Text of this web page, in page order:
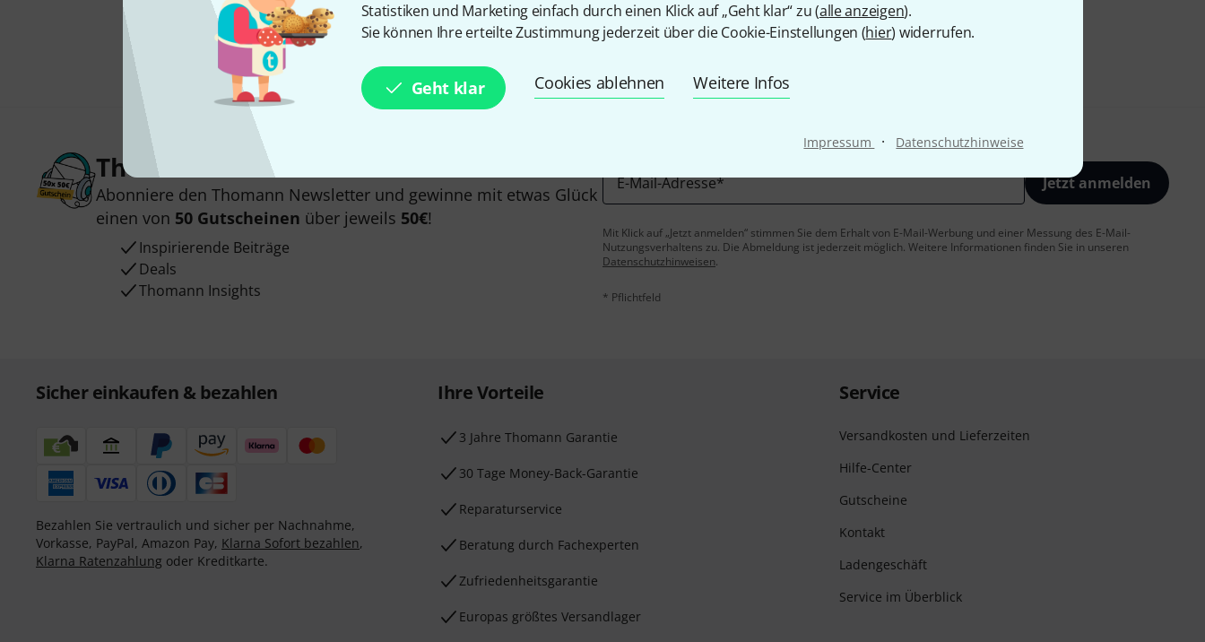
Statistiken und Marketing einfach durch einen Klick auf „Geht klar“ zu (alle anzeigen).
Sie können Ihre erteilte Zustimmung jederzeit über die Cookie-Einstellungen (hier) widerrufen.
Geht klar Cookies ablehnen Weitere Infos
Impressum · Datenschutzhinweise
Teilen Hilfe & Feedback
Thomann Newsletter
Abonniere den Thomann Newsletter und gewinne mit etwas Glück
einen von 50 Gutscheinen über jeweils 50€!
Inspirierende Beiträge
Deals
Thomann Insights
E-Mail-Adresse* Jetzt anmelden
Mit Klick auf „Jetzt anmelden“ stimmen Sie dem Erhalt von E-Mail-Werbung und einer Messung des E-Mail-
Nutzungsverhaltens zu. Die Abmeldung ist jederzeit möglich. Weitere Informationen finden Sie in unseren
Datenschutzhinweisen.
* Pflichtfeld
Sicher einkaufen & bezahlen
Bezahlen Sie vertraulich und sicher per Nachnahme,
Vorkasse, PayPal, Amazon Pay, Klarna Sofort bezahlen,
Klarna Ratenzahlung oder Kreditkarte.
Ihre Vorteile
3 Jahre Thomann Garantie
30 Tage Money-Back-Garantie
Reparaturservice
Beratung durch Fachexperten
Zufriedenheitsgarantie
Europas größtes Versandlager
Service
Versandkosten und Lieferzeiten
Hilfe-Center
Gutscheine
Kontakt
Ladengeschäft
Service im Überblick